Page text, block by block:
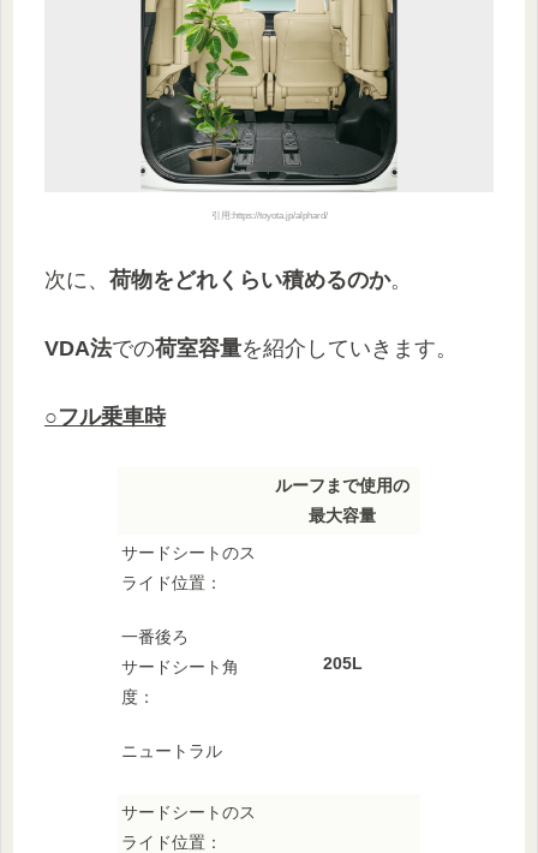
引用:https://toyota.jp/alphard/
次に、 荷物をどれくらい積めるのか。
VDA法での荷室容量を紹介していきます。
○フル乗車時
ルーフまで使用の
最大容量
サードシートのス
ライド位置：
一番後ろ
サードシート角
度：
ニュートラル
205L
サードシートのス
ライド位置：